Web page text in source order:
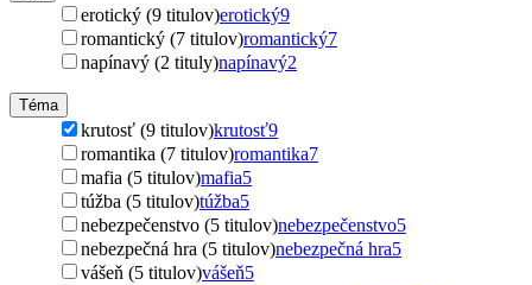
erotický (9 titulov)erotický9
romantický (7 titulov)romantický7
napínavý (2 tituly)napínavý2
Téma
krutosť (9 titulov)krutosť9
romantika (7 titulov)romantika7
mafia (5 titulov)mafia5
túžba (5 titulov)túžba5
nebezpečenstvo (5 titulov)nebezpečenstvo5
nebezpečná hra (5 titulov)nebezpečná hra5
vášeň (5 titulov)vášeň5